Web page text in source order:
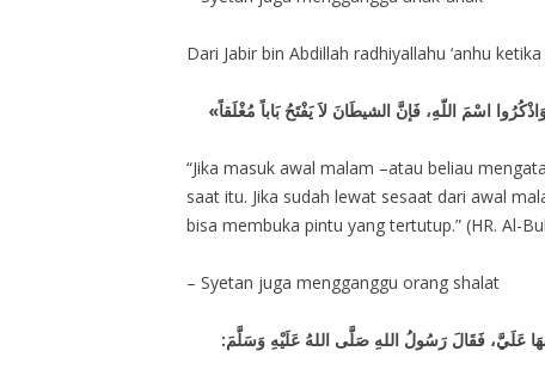
Dari Jabir bin Abdillah radhiyallahu ‘anhu
“Jika masuk awal malam –atau beliau
saat itu. Jika sudah lewat sesaat dari awal
bisa membuka pintu yang tertutup.” (HR. Al-
– Syetan juga mengganggu orang shalat
عَلَيَّ، فَقَالَ رَسُولُ اللهِ صَلَّى اللهُ عَلَيْهِ وَسَلَّمَ: